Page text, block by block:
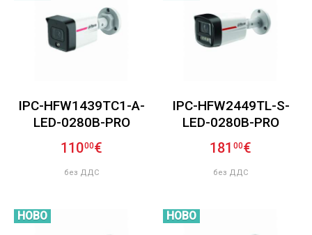
IPC-HFW1439TC1-A-
LED-0280B-PRO
11000€
без ДДС
IPC-HFW2449TL-S-
LED-0280B-PRO
181 00€
без ДДС
НОВО НОВО